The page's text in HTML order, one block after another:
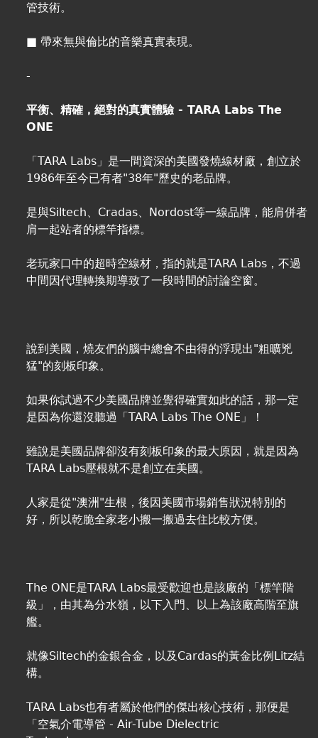
管技術。
■ 帶來無與倫比的音樂真實表現。
-
平衡、精確，絕對的真實體驗 - TARA Labs The
ONE
「TARA Labs」是一間資深的美國發燒線材廠，創立於
1986年至今已有者"38年"歷史的老品牌。
是與Siltech、Cradas、Nordost等一線品牌，能肩併者
肩一起站者的標竿指標。
老玩家口中的超時空線材，指的就是TARA Labs，不過
中間因代理轉換期導致了一段時間的討論空窗。
說到美國，燒友們的腦中總會不由得的浮現出"粗曠兇
猛"的刻板印象。
如果你試過不少美國品牌並覺得確實如此的話，那一定
是因為你還沒聽過「TARA Labs The ONE」！
雖說是美國品牌卻沒有刻板印象的最大原因，就是因為
TARA Labs壓根就不是創立在美國。
人家是從"澳洲"生根，後因美國市場銷售狀況特別的
好，所以乾脆全家老小搬一搬過去住比較方便。
The ONE是TARA Labs最受歡迎也是該廠的「標竿階
級」，由其為分水嶺，以下入門、以上為該廠高階至旗
艦。
就像Siltech的金銀合金，以及Cardas的黃金比例Litz結
構。
TARA Labs也有者屬於他們的傑出核心技術，那便是
「空氣介電導管 - Air-Tube Dielectric